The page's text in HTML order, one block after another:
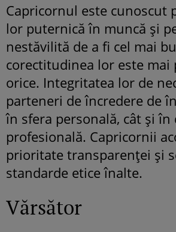
Capricornul este cunoscut
lor puternică în muncă și
nestăvilită de a fi cel mai
corectitudinea lor este mai
orice. Integritatea lor de
parteneri de încredere de
în ​​sfera personală, cât și în
profesională. Capricornii
prioritate transparenței și
standarde etice înalte.
Vărsător